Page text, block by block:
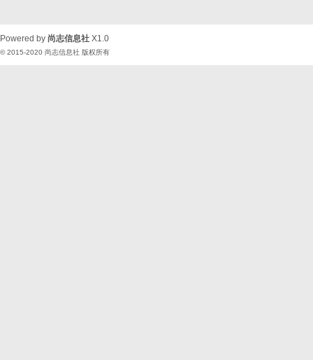
Powered by 尚志信息社 X1.0
© 2015-2020 尚志信息社 版权所有